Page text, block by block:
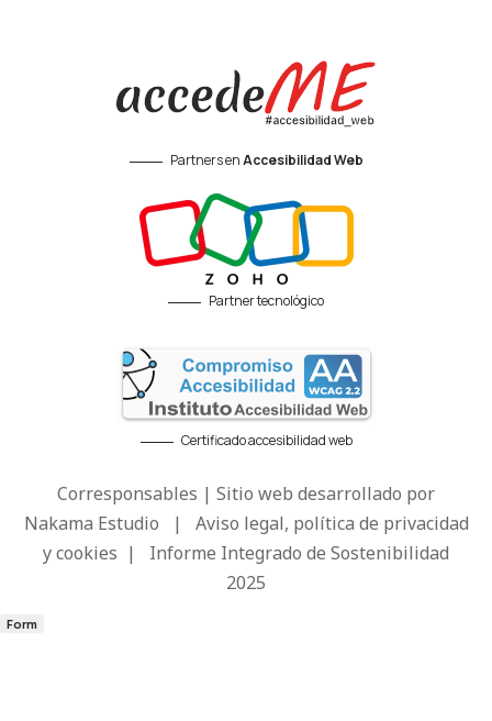
Partners enAccesibilidad Web
Partner tecnológico
Certificado accesibilidad web
Corresponsables | Sitio web desarrollado por
Nakama Estudio | Aviso legal, política de privacidad
y cookies | Informe Integrado de Sostenibilidad
2025
Form